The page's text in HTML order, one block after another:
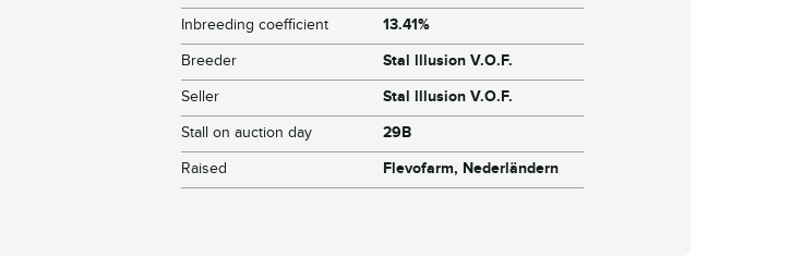
Inbreeding coefficient
13.41%
Breeder
Stal lllusion V.O.F.
Seller
Stal lllusion V.O.F.
Stall on auction day
29B
Raised
Flevofarm, Nederländern